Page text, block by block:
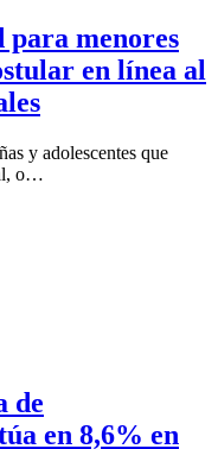
para menores
en línea al
y adolescentes que
o…
de
en 8,6% en